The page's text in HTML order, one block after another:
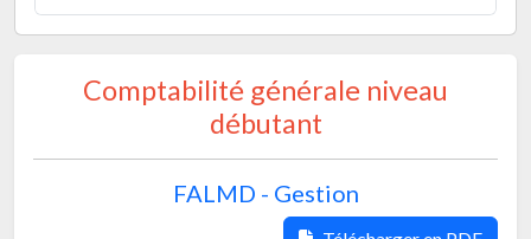
Comptabilité générale niveau
débutant
FALMD - Gestion